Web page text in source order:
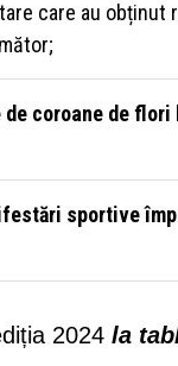
care au
de coroane de
sportive
2024 la